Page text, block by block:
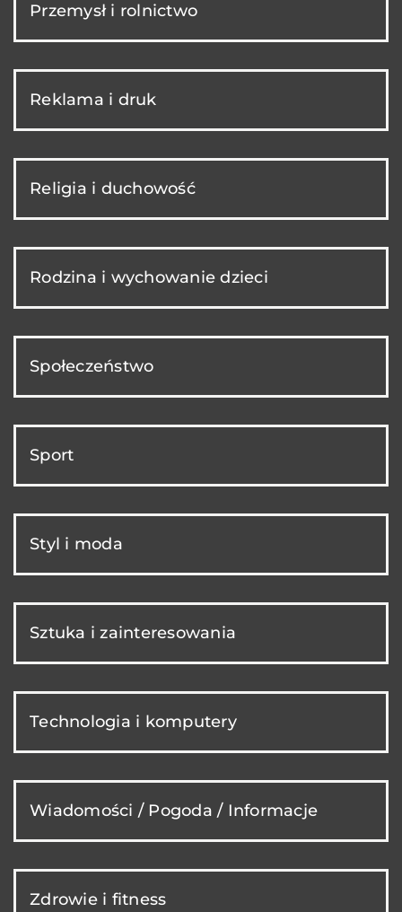
Przemysł i rolnictwo
Reklama i druk
Religia i duchowość
Rodzina i wychowanie dzieci
Społeczeństwo
Sport
Styl i moda
Sztuka i zainteresowania
Technologia i komputery
Wiadomości / Pogoda / Informacje
Zdrowie i fitness